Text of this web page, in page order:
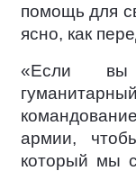
помощь для
ясно, как
«Если вы
армии,
который мы